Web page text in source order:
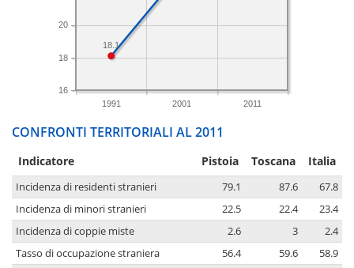
1991 2001 2011
16
18
20
18.1
CONFRONTI TERRITORIALI AL 2011
Indicatore Pistoia Toscana Italia
Incidenza di residenti stranieri 79.1 87.6
67.8
Incidenza di minori stranieri
22.5 22.4
23.4
Incidenza di coppie miste
2.6 3
2.4
Tasso di occupazione straniera
56.4 59.6
58.9